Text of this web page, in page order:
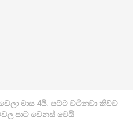
මාස 4යි. පට්ට වටිනවා කිව්ව
පාට වෙනස් වෙයි